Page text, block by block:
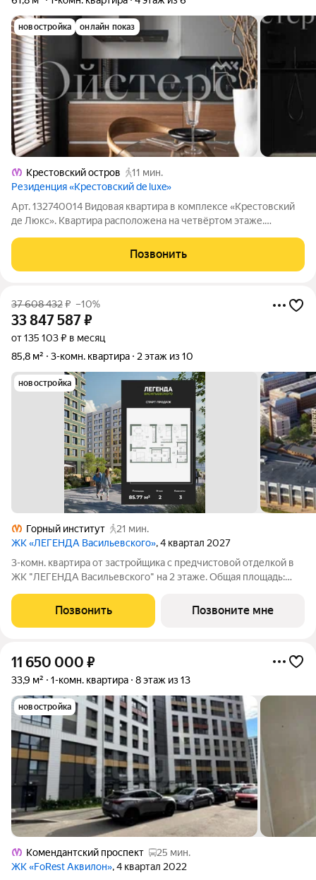
новостройка онлайн показ
Крестовский остров
11 мин.
Резиденция «Крестовский de luxe»
Арт. 132740014 Видовая квартира в комплексе «Крестовский
де Люкс». Квартира расположена на четвёртом этаже.
система вентиляции и кондиционирования, увеличенные
двери. Ремонт без амортизации.
Позвонить
37 608 432₽ –10%
33 847 587₽
от 135 103 ₽ в месяц
85,8 м²
3-комн. квартира 2 этаж из 10
новостройка
Горный институт
21 мин.
ЖК «ЛЕГЕНДА Васильевского», 4 квартал 2027
3-комн. квартира от застройщика с предчистовой отделкой в
ЖК "ЛЕГЕНДА Васильевского" на 2 этаже. Общая площадь:
столовой: 23.21 кв.м. Угловая квартира, идеально подойдет
любителям тишины и
Позвонить Позвоните мне
11 650 000 ₽
33,9 м² 1-комн. квартира 8 этаж из 13
новостройка
Комендантский проспект
25 мин.
ЖК «FoRest Аквилон», 4 квартал 2022